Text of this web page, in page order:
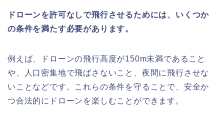
ドローンを許可なしで飛行させるためには、いくつか
の条件を満たす必要があります。
例えば、ドローンの飛行高度が150m未満であること
や、人口密集地で飛ばさないこと、夜間に飛行させな
いことなどです。これらの条件を守ることで、安全か
つ合法的にドローンを楽しむことができます。